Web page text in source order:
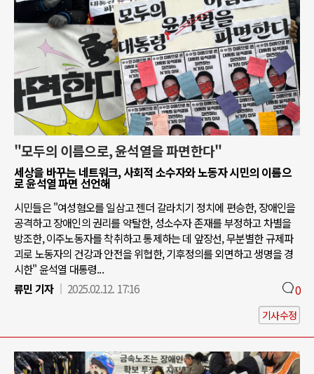
"모두의 이름으로, 윤석열을 파면한다"
세상을 바꾸는 네트워크, 사회적 소수자와 노동자 시민의 이름으
로 윤석열 파면 선언해
시민들은 "여성혐오를 일삼고 젠더 갈라치기 정치에 편승한, 장애인을
공격하고 장애인의 권리를 약탈한, 성소수자 존재를 부정하고 차별을
방조한, 이주노동자를 착취하고 통제하는 데 앞장선, 무분별한 규제파
괴로 노동자의 건강과 안전을 위협한, 기후정의를 외면하고 생명을 경
시한" 윤석열 대통령...
류민 기자
2025.02.12. 17:16 0
기사수정